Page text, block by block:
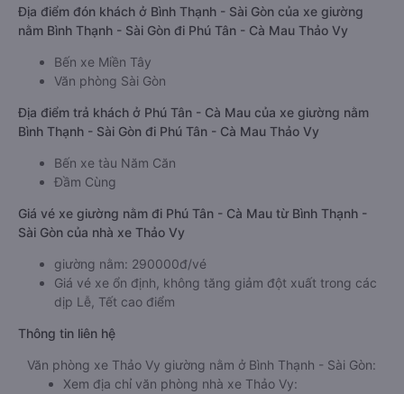
Địa điểm đón khách ở Bình Thạnh - Sài Gòn của xe giường
nằm Bình Thạnh - Sài Gòn đi Phú Tân - Cà Mau Thảo Vy
Bến xe Miền Tây
Văn phòng Sài Gòn
Địa điểm trả khách ở Phú Tân - Cà Mau của xe giường nằm
Bình Thạnh - Sài Gòn đi Phú Tân - Cà Mau Thảo Vy
Bến xe tàu Năm Căn
Đầm Cùng
Giá vé xe giường nằm đi Phú Tân - Cà Mau từ Bình Thạnh -
Sài Gòn của nhà xe Thảo Vy
giường nằm: 290000đ/vé
Giá vé xe ổn định, không tăng giảm đột xuất trong các
dịp Lễ, Tết cao điểm
Thông tin liên hệ
Văn phòng xe Thảo Vy giường nằm ở Bình Thạnh - Sài Gòn:
Xem địa chỉ văn phòng nhà xe Thảo Vy: